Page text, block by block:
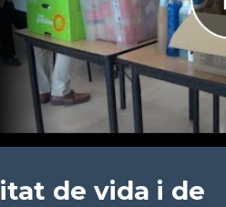
de vida i de